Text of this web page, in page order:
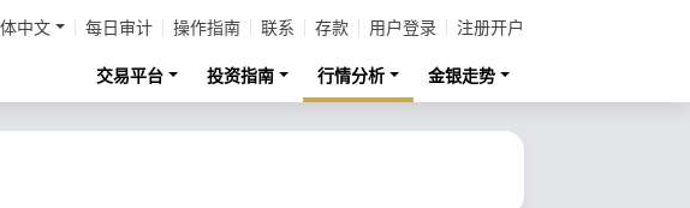
中文 每日审计 操作指南 联系 存款 用户登录 注册开户
交易平台 投资指南 行情分析 金银走势